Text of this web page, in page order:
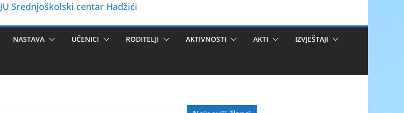
JU Srednjoškolski centar Hadžići
NASTAVA UČENICI RODITELJI AKTIVNOSTI AKTI IZVJEŠTAJI